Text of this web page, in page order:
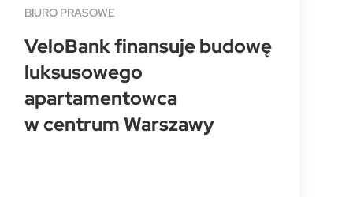
BIURO PRASOWE
VeloBank finansuje budowę
luksusowego
apartamentowca
w centrum Warszawy